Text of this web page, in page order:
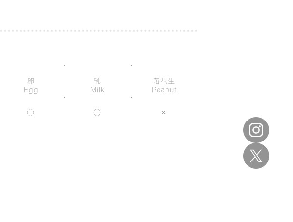
Egg
卵
○
Milk
乳
○
Peanut
落花生
×